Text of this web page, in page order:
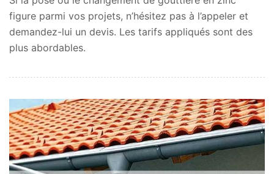
figure parmi vos projets, n’hésitez pas à l’appeler et
demandez-lui un devis. Les tarifs appliqués sont des
plus abordables.